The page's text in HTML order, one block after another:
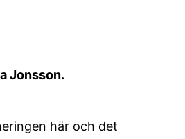
Jonsson.
här och det